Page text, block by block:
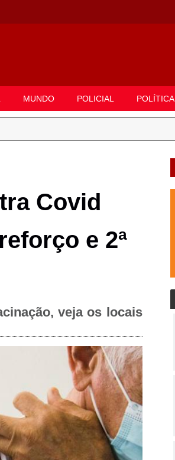
MUNDO POLICIAL POLÍTICA
Covid
e 2ª
veja os locais